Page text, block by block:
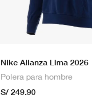
Nike Alianza Lima 2026
Polera para hombre
S/ 249.90